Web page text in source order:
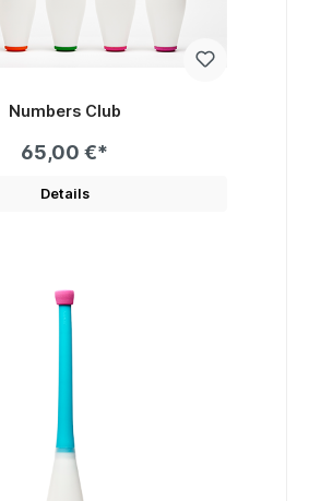
Numbers Club
65,00 €*
Details